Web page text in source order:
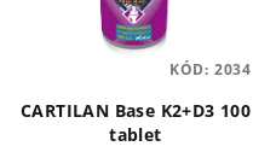
CARTILAN Base K2+D3 100
tablet
KÓD: 2034